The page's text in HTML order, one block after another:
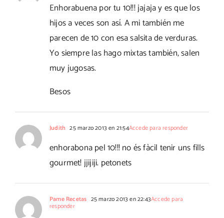
Enhorabuena por tu 10!!! jajaja y es que los
hijos a veces son así. A mi también me
parecen de 10 con esa salsita de verduras.
Yo siempre las hago mixtas también, salen
muy jugosas.
Besos
Judith 25 marzo 2013 en 21:54Accede para responder
enhorabona pel 10!!! no és fàcil tenir uns fills
gourmet! jjijiji. petonets
Pame Recetas 25 marzo 2013 en 22:43Accede para
responder